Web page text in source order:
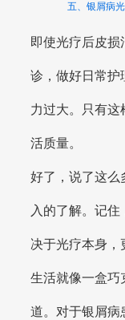
五、银屑病
即使光疗后皮损
诊，做好日常护
力过大。只有这
活质量。
好了，说了这么
入的了解。记
决于光疗本身，
生活就像一盒巧
道。对于银屑病